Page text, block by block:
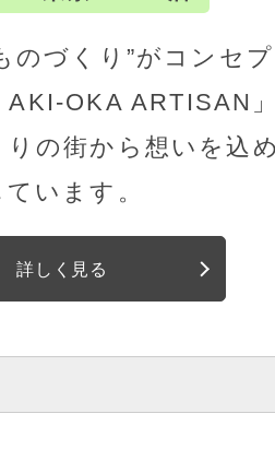
のづくり”がコンセ
AKI-OKA ARTISAN
りの街から想いを込
います。
詳しく見る